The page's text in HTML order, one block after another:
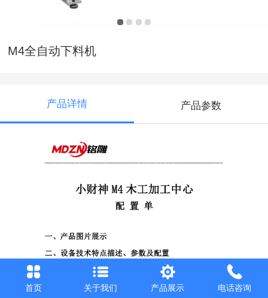
M4全自动下料机
产品详情 产品参数
首页 关于我们 产品展示 电话咨询